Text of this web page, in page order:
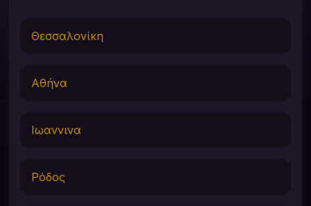
Θεσσαλονίκη
Αθήνα
Ιωαννινα
Ρόδος